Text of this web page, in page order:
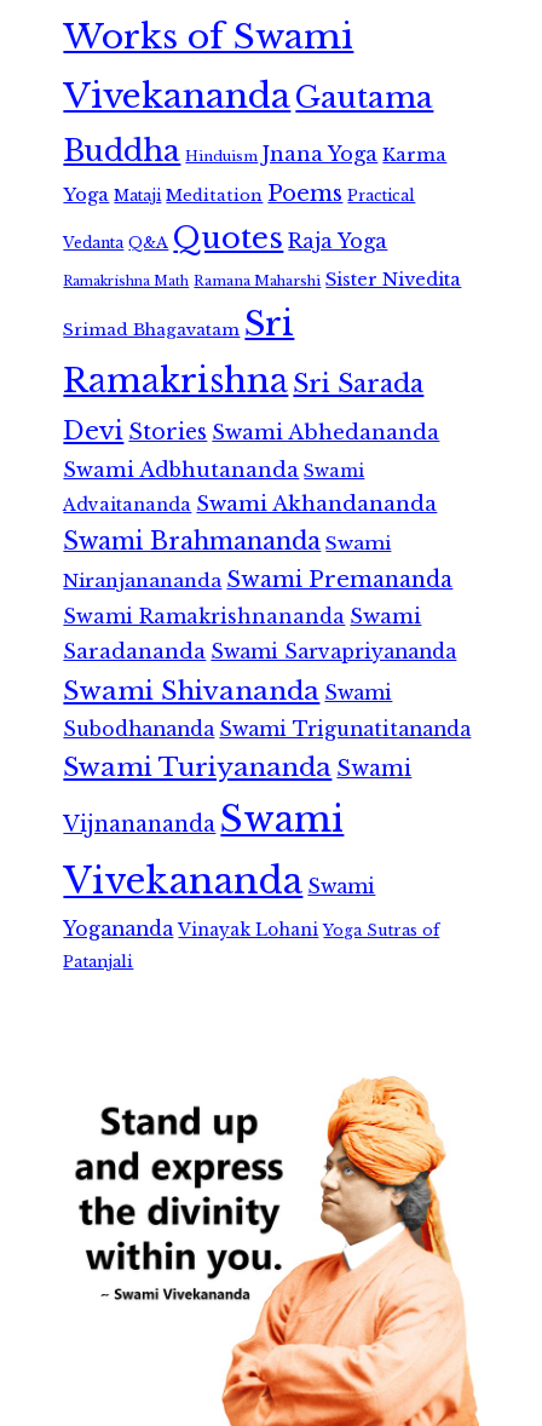
Works of Swami
VivekanandaGautama
Buddha Hinduism Jnana Yoga Karma
Yoga Mataji Meditation Poems Practical
Vedanta Q&A Quotes Raja Yoga
Ramakrishna Math Ramana Maharshi Sister Nivedita
Srimad Bhagavatam Sri
RamakrishnaSri Sarada
Devi Stories Swami Abhedananda
Swami Adbhutananda Swami
Advaitananda Swami Akhandananda
Swami Brahmananda Swami
Niranjanananda Swami Premananda
Swami Ramakrishnananda Swami
Saradananda Swami Sarvapriyananda
Swami Shivananda Swami
Subodhananda Swami Trigunatitananda
Swami Turiyananda Swami
Vijnanananda Swami
Vivekananda Swami
Yogananda Vinayak Lohani Yoga Sutras of
Patanjali